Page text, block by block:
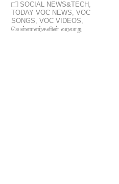
SOCIAL NEWS&TECH ,
TODAY VOC NEWS,VOC
SONGS,VOC VIDEOS,
வெள்ளாளர்களின் வரலாறு